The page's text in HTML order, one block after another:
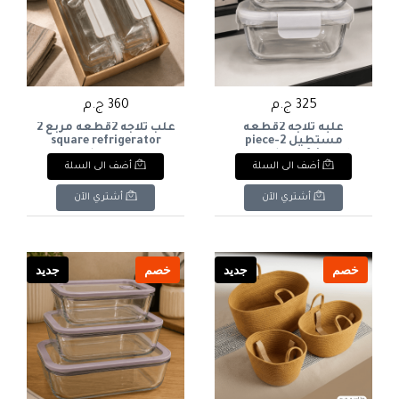
325 ج.م
علبه ثلاجه 2قطعه
مستطيل 2-piece
rectangular refrigerator
box
أضف الى السلة
أشتري الآن
360 ج.م
علب ثلاجه 2قطعه مربع 2
square refrigerator
boxes
أضف الى السلة
أشتري الآن
خصم جديد خصم جديد